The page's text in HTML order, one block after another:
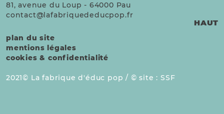
81, avenue du Loup - 64000 Pau
contact@lafabriquededucpop.fr
plan du site
mentions légales
cookies & confidentialité
2021 La fabrique d'éduc pop / site :SSF
HAUT